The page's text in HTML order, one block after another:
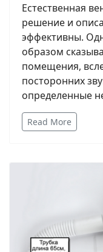
Естественная
решение и
эффективны.
образом
помещения,
посторонних
определенные
Read More